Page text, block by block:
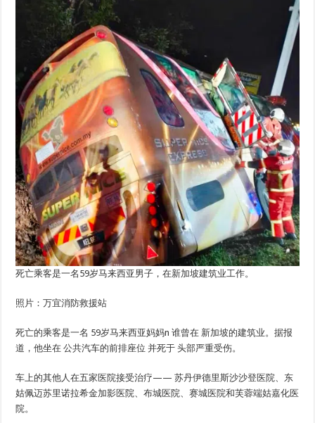
死亡乘客是一名59岁马来西亚男子，在新加坡建筑业工作。
照片：万宜消防救援站
死亡的乘客是一名 59岁马来西亚妈妈n 谁曾在 新加坡的建筑业。据报
道，他坐在公共汽车的前排座位 并死于头部严重受伤。
车上的其他人在五家医院接受治疗——苏丹伊德里斯沙沙登医院、东
姑佩迈苏里诺拉希金加影医院、布城医院、赛城医院和芙蓉端姑嘉化医
院。